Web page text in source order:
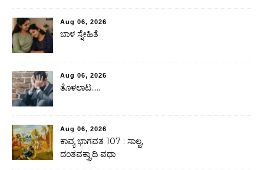
Aug 06, 2026
ಬಾಳ ಸ್ನೇಹಿತೆ
Aug 06, 2026
ತೊಳಲಾಟ…..
Aug 06, 2026
ಕಾವ್ಯ ಭಾಗವತ 107 : ಸಾಲ್ವ,
ದಂತವಕ್ತ್ರಾದಿ ವಧಾ